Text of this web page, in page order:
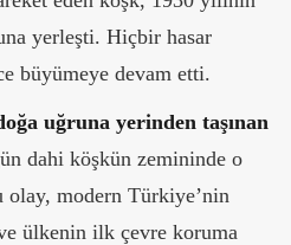
yerleşti. Hiçbir hasar
büyümeye devam etti.
uğruna yerinden taşınan
dahi köşkün zemininde o
olay, modern Türkiye’nin
ülkenin ilk çevre koruma